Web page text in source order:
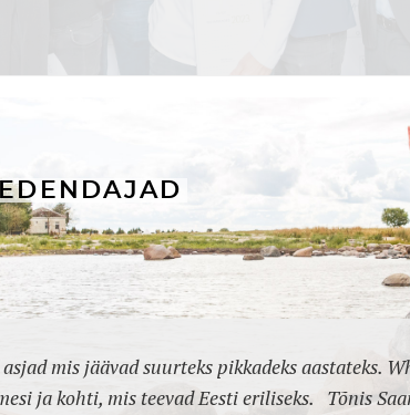
mis jäävad suurteks pikkadeks aastateks.
ja kohti, mis teevad Eesti eriliseks. Tõnis